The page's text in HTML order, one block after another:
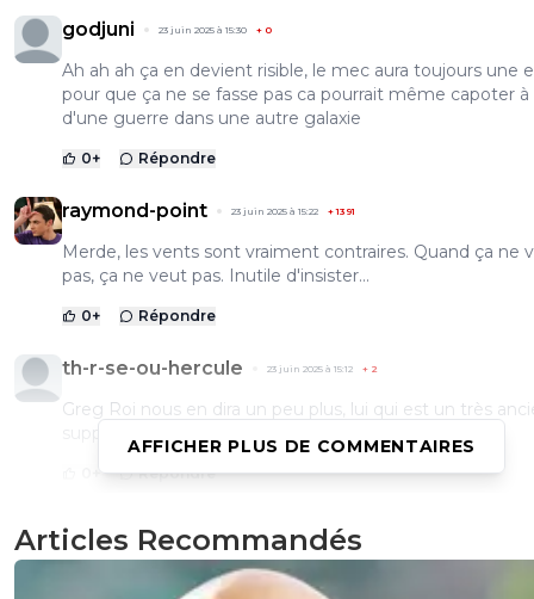
godjuni 23 juin 2025 à 15:30 + 0
Ah ah ah ça en devient risible, le mec aura toujours une
pour que ça ne se fasse pas ca pourrait même capoter à
d'une guerre dans une autre galaxie
0+ Répondre
raymond-point 23 juin 2025 à 15:22 +1391
Merde, les vents sont vraiment contraires. Quand ça ne
pas, ça ne veut pas. Inutile d'insister...
0+ Répondre
th-r-se-ou-hercule 23 juin 2025 à 15:12 + 2
Greg Roi nous en dira un peu plus, lui qui est un très
Répondre
gilmac
AFFICHER PLUS DE COMMENTAIRES
Articles Recommandés